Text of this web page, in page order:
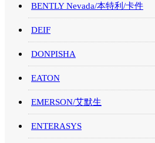
BENTLY Nevada/本特利/卡件
DEIF
DONPISHA
EATON
EMERSON/艾默生
ENTERASYS